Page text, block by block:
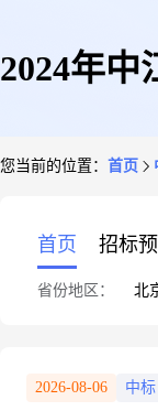
2024年中
您当前的位置： 首页
首页 招标
省份地区： 北
2026-08-06 中